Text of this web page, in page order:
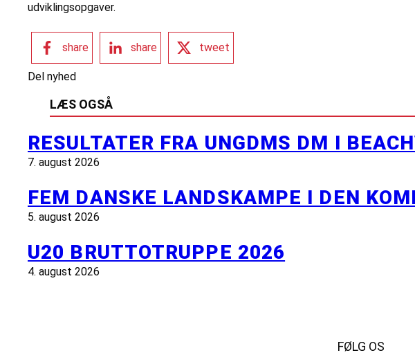
udviklingsopgaver.
share share tweet
Del nyhed
LÆS OGSÅ
RESULTATER FRA UNGDMS DM I
7. august 2026
FEM DANSKE LANDSKAMPE I DEN
5. august 2026
U20 BRUTTOTRUPPE 2026
4. august 2026
FØLG OS